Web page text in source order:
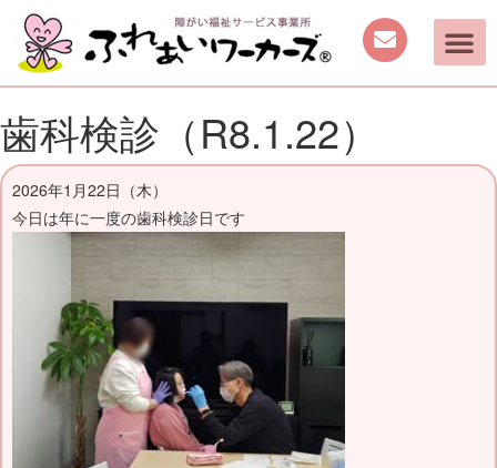
歯科検診（R8.1.22）
2026年1月22日（木）
今日は年に一度の歯科検診日です